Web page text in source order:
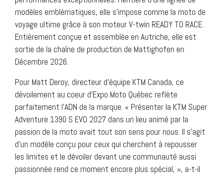
modèles emblématiques, elle s’impose comme la moto de
voyage ultime grâce à son moteur V-twin READY TO RACE.
Entièrement conçue et assemblée en Autriche, elle est
sortie de la chaîne de production de Mattighofen en
Décembre 2026.
Pour Matt Deroy, directeur d’équipe KTM Canada, ce
dévoilement au coeur d’Expo Moto Québec reflète
parfaitement l’ADN de la marque. « Présenter la KTM Super
Adventure 1390 S EVO 2027 dans un lieu animé par la
passion de la moto avait tout son sens pour nous. Il s’agit
d’un modèle conçu pour ceux qui cherchent à repousser
les limites et le dévoiler devant une communauté aussi
passionnée rend ce moment encore plus spécial, », a-t-il